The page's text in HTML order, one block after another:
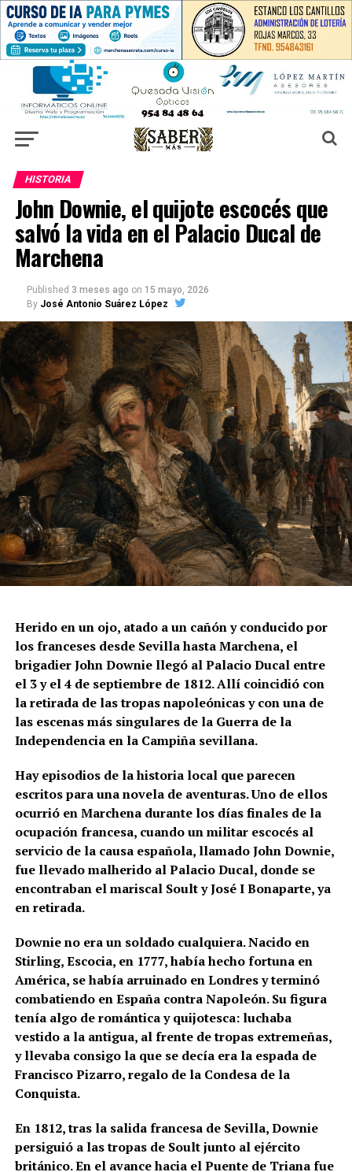
HISTORIA
John Downie, el quijote escocés que
salvó la vida en el Palacio Ducal de
Marchena
Published 3 meses ago on 15 mayo, 2026
By José Antonio Suárez López
Herido en un ojo, atado a un cañón y conducido por
los franceses desde Sevilla hasta Marchena, el
brigadier John Downie llegó al Palacio Ducal entre
el 3 y el 4 de septiembre de 1812. Allí coincidió con
la retirada de las tropas napoleónicas y con una de
las escenas más singulares de la Guerra de la
Independencia en la Campiña sevillana.
Hay episodios de la historia local que parecen
escritos para una novela de aventuras. Uno de ellos
ocurrió en Marchena durante los días finales de la
ocupación francesa, cuando un militar escocés al
servicio de la causa española, llamado John Downie,
fue llevado malherido al Palacio Ducal, donde se
encontraban el mariscal Soult y José I Bonaparte, ya
en retirada.
Downie no era un soldado cualquiera. Nacido en
Stirling, Escocia, en 1777, había hecho fortuna en
América, se había arruinado en Londres y terminó
combatiendo en España contra Napoleón. Su figura
tenía algo de romántica y quijotesca: luchaba
vestido a la antigua, al frente de tropas extremeñas,
y llevaba consigo la que se decía era la espada de
Francisco Pizarro, regalo de la Condesa de la
Conquista.
En 1812, tras la salida francesa de Sevilla, Downie
persiguió a las tropas de Soult junto al ejército
británico. En el avance hacia el Puente de Triana fue